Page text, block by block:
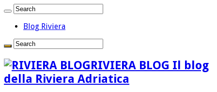
Blog Riviera
RIVIERA BLOG Il blog
della Riviera Adriatica